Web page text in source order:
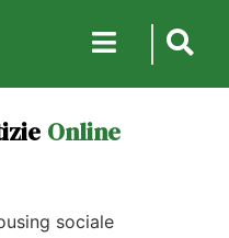
Online
sociale